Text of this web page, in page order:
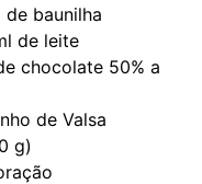
de baunilha
de leite
chocolate 50% a
de Valsa
g)